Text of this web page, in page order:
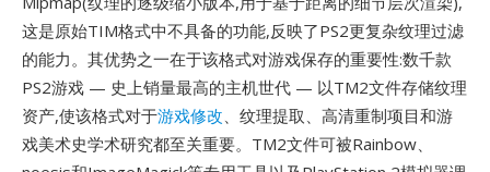
这是原始TIM格式中不具备的功能,反映了PS2更复杂纹理过滤
的能力。其优势之一在于该格式对游戏保存的重要性:数千款
PS2游戏 — 史上销量最高的主机世代 — 以TM2文件存储纹理
资产,使该格式对于游戏修改、纹理提取、高清重制项目和游
戏美术史学术研究都至关重要。TM2文件可被Rainbow、